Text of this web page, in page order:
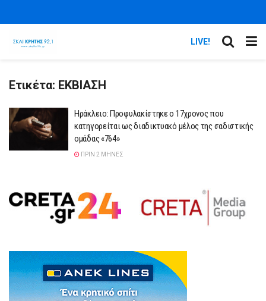
LIVE!
Ετικέτα: ΕΚΒΙΑΣΗ
Ηράκλειο: Προφυλακίστηκε ο 17χρονος που
κατηγορείται ως διαδικτυακό μέλος της σαδιστικής
ομάδας «764»
ΠΡΙΝ 2 ΜΉΝΕΣ